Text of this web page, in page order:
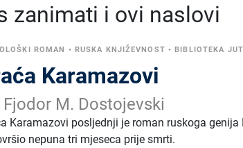
zanimati i ovi naslovi
ROMAN • RUSKA KNJIŽEVNOST •BIBLIOTEKA
Karamazovi
Fjodor M. Dostojevski
Karamazovi posljednji je roman ruskoga
nepuna tri mjeseca prije smrti.